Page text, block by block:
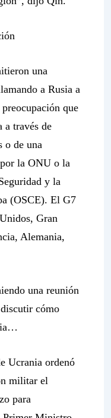
una
a Rusia a
que
a través de
o de una
la ONU o la
y la
(OSCE). El G7
Gran
Alemania,
una reunión
cómo
Ucrania ordenó
militar el
para